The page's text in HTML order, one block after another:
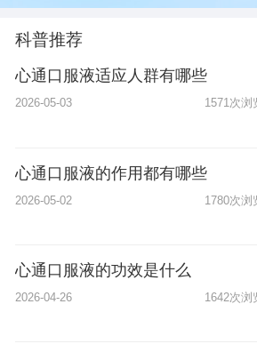
科普推荐
心通口服液适应人群有哪些
2026-05-03 1571次浏
心通口服液的作用都有哪些
2026-05-02 1780次浏
心通口服液的功效是什么
2026-04-26 1642次浏